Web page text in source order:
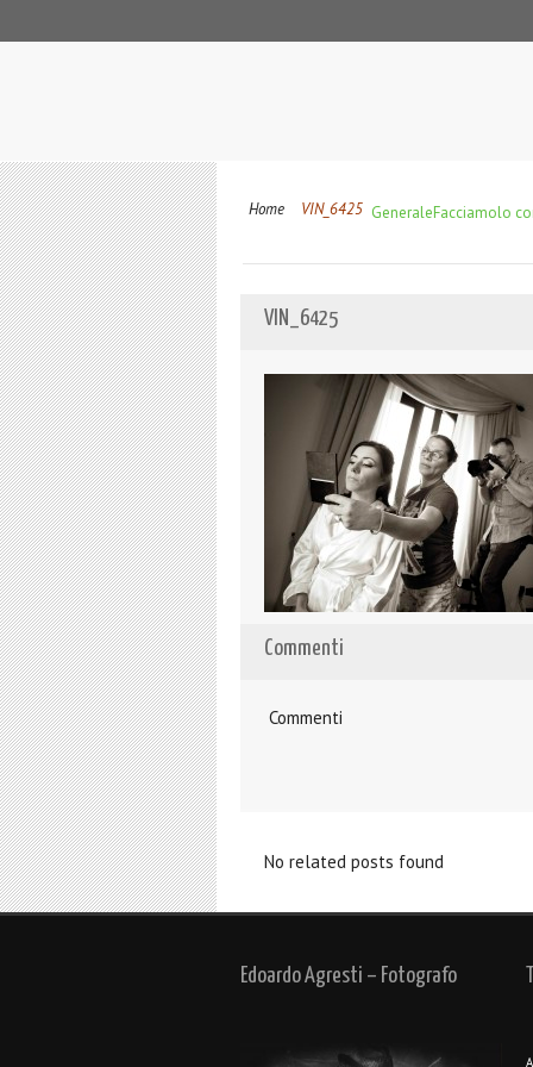
Home GeneraleFacciamolo
VIN_6425
VIN_6425
Commenti
Commenti
No related posts found
Edoardo Agresti – Fotografo